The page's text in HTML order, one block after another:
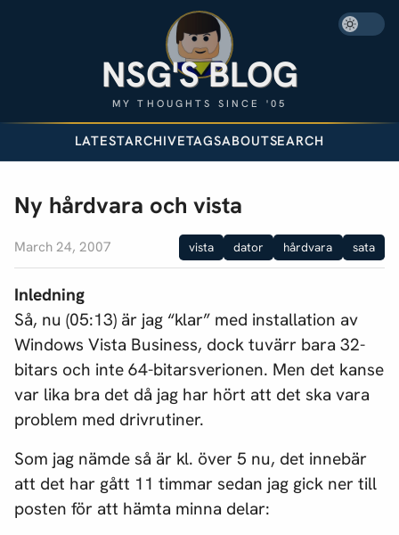
NSG'S BLOG
MY THOUGHTS SINCE '05
LATESTARCHIVETAGSABOUTSEARCH
Ny hårdvara och vista
March 24, 2007 vista dator hårdvara sata
Inledning
Så, nu (05:13) är jag “klar” med installation av
Windows Vista Business, dock tuvärr bara 32-
bitars och inte 64-bitarsverionen. Men det kanse
var lika bra det då jag har hört att det ska vara
problem med drivrutiner.
Som jag nämde så är kl. över 5 nu, det innebär
att det har gått 11 timmar sedan jag gick ner till
posten för att hämta minna delar: